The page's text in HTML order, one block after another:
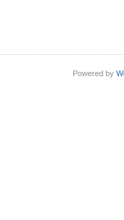
Powered by